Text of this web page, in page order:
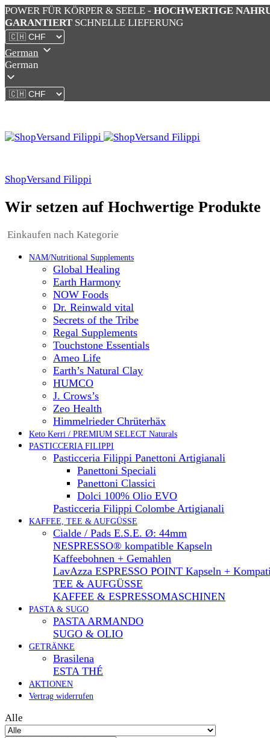
POWER FÜR KÖRPER & SEELE - HOCHWERTIGE
GARANTIERT SCHNELLE LIEFERUNG
German
German
ShopVersand Filippi
Wir setzen auf Hochwertige Produkte
Einkaufen nach Kategorie
NAM/Nutritional Supplements
Global Healing
Earth Harmony
NOW Foods
Dr. Reinwald vital
Secrets of the Tribe
Regal Supplements
Touchstone Essentials
Ameo Life
Earth’s Natural Clay
HUMCO
J. Crows’s
Zeo Health
Himmelrieder Chrüterhäx
Keto Kerri / PREMIUM SELECT Naturals
PASTICCERIA FILIPPI
Pasticceria Filippi Panettoni Artigianali
Panettoni Speciali
Panettoni Classici
Dolci 100% Olio EVO
Pasticceria Filippi Colombe Artigianali
KAFFEE, TEE & AUFGÜSSE
Cialde / Pads E.S.E. Ø: 44mm
NESPRESSO® kompatible Kapseln
Kaffeebohnen + Gemahlen
LavAzza ESPRESSO POINT Kapseln +
TEE & AUFGÜSSE
KAFFEE & ESPRESSOMASCHINEN
PASTA & SUGO
PASTA ARMANDO
SUGO & OLIO
GETRÄNKE
Brasilena
ESTA THÉ
AKTIONEN
Vertrag widerrufen
Alle